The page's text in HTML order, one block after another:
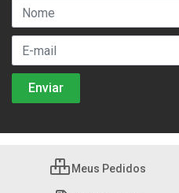
Meus Pedidos